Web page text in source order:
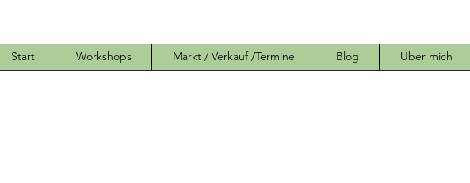
Start Workshops Markt / Verkauf /Termine Blog Über mich